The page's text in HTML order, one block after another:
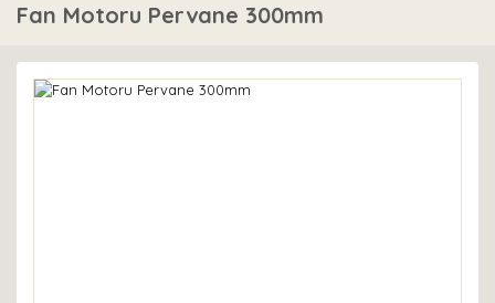
Fan Motoru Pervane 300mm